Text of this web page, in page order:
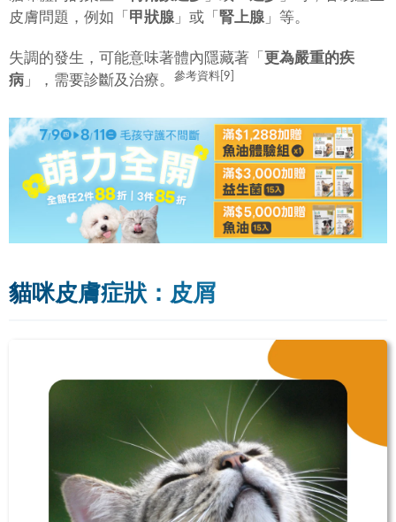
皮膚問題，例如「 甲狀腺 」或「 腎上腺 」等。
失調的發生，可能意味著體內隱藏著「 更為嚴重的疾
病 」，需要診斷及治療。 參考資料[9]
貓咪皮膚症狀：皮屑